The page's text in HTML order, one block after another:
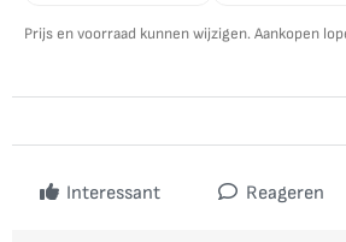
Prijs en voorraad kunnen wijzigen. Aankopen
Interessant Reageren